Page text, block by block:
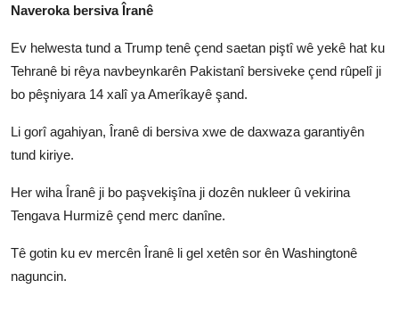
Naveroka bersiva Îranê
Ev helwesta tund a Trump tenê çend saetan piştî wê yekê hat ku
Tehranê bi rêya navbeynkarên Pakistanî bersiveke çend rûpelî ji
bo pêşniyara 14 xalî ya Amerîkayê şand.
Li gorî agahiyan, Îranê di bersiva xwe de daxwaza garantiyên
tund kiriye.
Her wiha Îranê ji bo paşvekişîna ji dozên nukleer û vekirina
Tengava Hurmizê çend merc danîne.
Tê gotin ku ev mercên Îranê li gel xetên sor ên Washingtonê
naguncin.